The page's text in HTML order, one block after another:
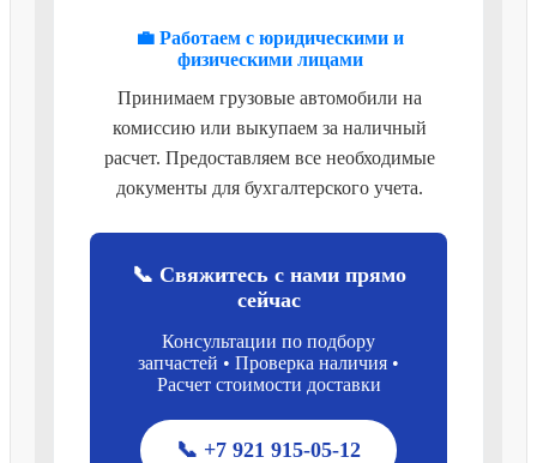
💼 Работаем с юридическими и
физическими лицами
Принимаем грузовые автомобили на
комиссию или выкупаем за наличный
расчет. Предоставляем все необходимые
документы для бухгалтерского учета.
📞 Свяжитесь с нами прямо
сейчас
Консультации по подбору
запчастей • Проверка наличия •
Расчет стоимости доставки
📞 +7 921 915-05-12